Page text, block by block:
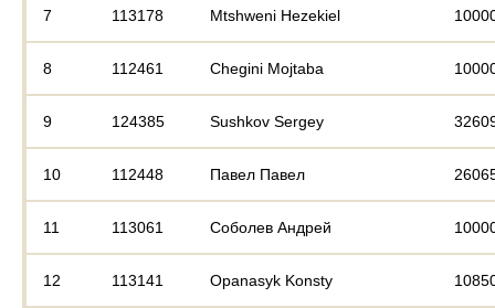
7 113178 Mtshweni Hezekiel
8 112461 Chegini Mojtaba
9 124385 Sushkov Sergey
10 112448 Павел Павел
11 113061 Соболев Андрей
12 113141 Opanasyk Konsty